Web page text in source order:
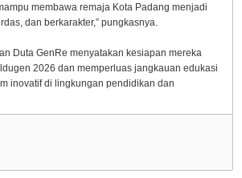
membawa remaja Kota Padang menjadi
dan berkarakter,” pungkasnya.
Duta GenRe menyatakan kesiapan mereka
2026 dan memperluas jangkauan edukasi
inovatif di lingkungan pendidikan dan